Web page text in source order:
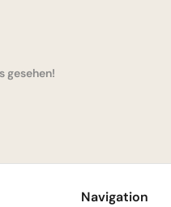
gesehen!
Navigation